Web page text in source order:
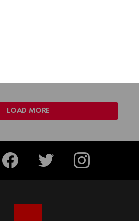
LOAD MORE
Facebook Twitter Instagram